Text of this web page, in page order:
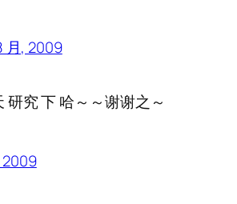
月, 2009
研究 下 哈～～谢谢之～
2009